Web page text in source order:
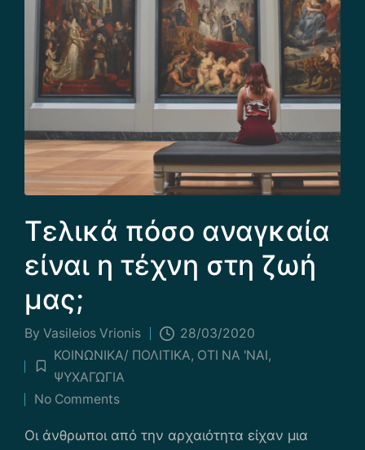
Τελικά πόσο αναγκαία
είναι η τέχνη στη ζωή
μας;
Posted
by
By Vasileios Vrionis 28/03/2020
Posted
in
ΚΟΙΝΩΝΙΚΑ/ ΠΟΛΙΤΙΚΑ, ΟΤΙ ΝΑ 'ΝΑΙ,
ΨΥΧΑΓΩΓΙΑ
No Comments
Οι άνθρωποι από την αρχαιότητα είχαν μια